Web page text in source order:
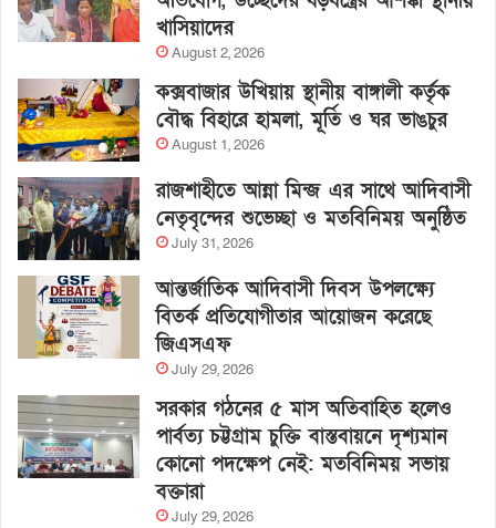
খাসিয়াদের
August 2, 2026
কক্সবাজার উখিয়ায় স্থানীয় বাঙ্গালী কর্তৃক
বৌদ্ধ বিহারে হামলা, মূর্তি ও ঘর ভাঙচুর
August 1, 2026
রাজশাহীতে আন্না মিন্জ এর সাথে আদিবাসী
নেতৃবৃন্দের শুভেচ্ছা ও মতবিনিময় অনুষ্ঠিত
July 31, 2026
আন্তর্জাতিক আদিবাসী দিবস উপলক্ষ্যে
বিতর্ক প্রতিযোগীতার আয়োজন করেছে
জিএসএফ
July 29, 2026
সরকার গঠনের ৫ মাস অতিবাহিত হলেও
পার্বত্য চট্টগ্রাম চুক্তি বাস্তবায়নে দৃশ্যমান
কোনো পদক্ষেপ নেই: মতবিনিময় সভায়
বক্তারা
July 29, 2026